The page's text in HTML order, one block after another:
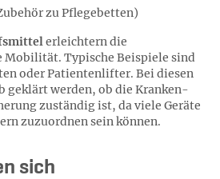
zu Pflegebetten)
erleichtern die
Mobilität. Typische Beispiele sind
oder Patientenlifter. Bei diesen
geklärt werden, ob die Kranken-
zuständig ist, da viele Geräte
zuzuordnen sein können.
sich